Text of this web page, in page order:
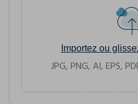
Importez ou
JPG, PNG, AI, EPS,